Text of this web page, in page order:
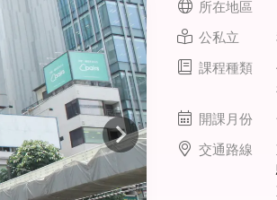
所在地區
公私立
課程種類
開課月份
交通路線